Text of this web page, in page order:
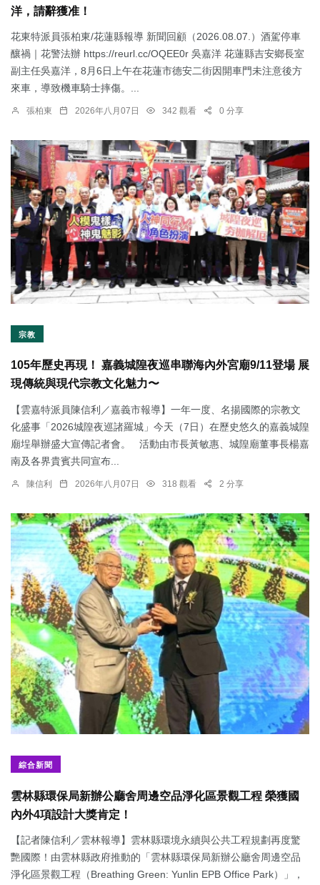
洋，請辭獲准！
花東特派員張柏東/花蓮縣報導 新聞回顧（2026.08.07.）酒駕停車
釀禍｜花警法辦 https://reurl.cc/OQEE0r 吳嘉洋 花蓮縣吉安鄉長室
副主任吳嘉洋，8月6日上午在花蓮市德安二街因開車門未注意後方
來車，導致機車騎士摔傷。...
張柏東 2026年八月07日 342 觀看 0 分享
宗教
105年歷史再現！ 嘉義城隍夜巡串聯海內外宮廟9/11登場 展
現傳統與現代宗教文化魅力〜
【雲嘉特派員陳信利／嘉義市報導】一年一度、名揚國際的宗教文
化盛事「2026城隍夜巡諸羅城」今天（7日）在歷史悠久的嘉義城隍
廟埕舉辦盛大宣傳記者會。 活動由市長黃敏惠、城隍廟董事長楊嘉
南及各界貴賓共同宣布...
陳信利 2026年八月07日 318 觀看 2 分享
綜合新聞
雲林縣環保局新辦公廳舍周邊空品淨化區景觀工程 榮獲國
內外4項設計大獎肯定！
【記者陳信利／雲林報導】雲林縣環境永續與公共工程規劃再度驚
艷國際！由雲林縣政府推動的「雲林縣環保局新辦公廳舍周邊空品
淨化區景觀工程（Breathing Green: Yunlin EPB Office Park）」，